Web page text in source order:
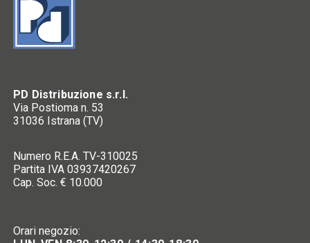
PD Distribuzione s.r.l.
Via Postioma n. 53
31036 Istrana (TV)
Numero R.E.A. TV-310025
Partita IVA 03937420267
Cap. Soc. € 10.000
Orari negozio: